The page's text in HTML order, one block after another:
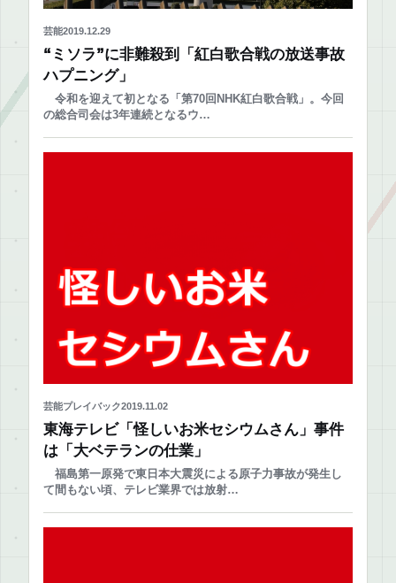
芸能2019.12.29
“ミソラ”に非難殺到「紅白歌合戦の放送事故
ハプニング」
令和を迎えて初となる「第70回NHK紅白歌合戦」。今回
の総合司会は3年連続となるウ…
芸能プレイバック2019.11.02
東海テレビ「怪しいお米セシウムさん」事件
は「大ベテランの仕業」
福島第一原発で東日本大震災による原子力事故が発生し
て間もない頃、テレビ業界では放射…